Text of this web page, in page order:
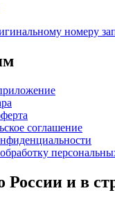
номеру
соглашение
России и в